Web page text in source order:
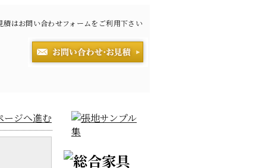
はお問い合わせフォームをご利用下さい